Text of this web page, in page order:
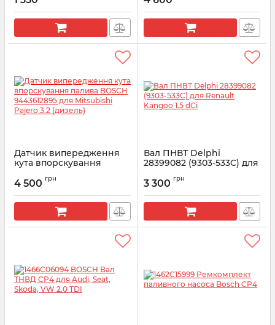
Артикул: F01M101372
Датчик випередження
кута впорскування
9443612895 для
(дизель)
9443612895
4 500 грн
Вал ПНВТ Delphi
28399082 (9303-533C) для
Артикул: 28399082
3 300 грн